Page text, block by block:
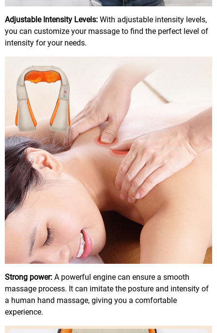
Adjustable Intensity Levels: With adjustable intensity levels,
you can customize your massage to find the perfect level of
intensity for your needs.
Strong power: A powerful engine can ensure a smooth
massage process. It can imitate the posture and intensity of
a human hand massage, giving you a comfortable
experience.